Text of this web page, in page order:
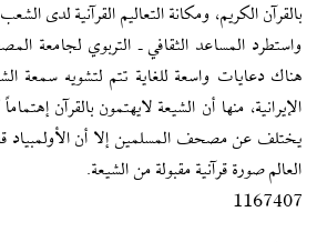
بالقرآن الكريم، ومكانة التعاليم القرآنية لدى
واستطرد المساعد الثقافي ـ التربوي لجامعة
هناك دعايات واسعة للغاية تتم لتشويه سمعة
الإيرانية، منها أن الشيعة لايهتمون بالقرآن
يختلف عن مصحف المسلمين إلا أن
العالم صورة قرآنية مقبولة من الشيعة.
1167407